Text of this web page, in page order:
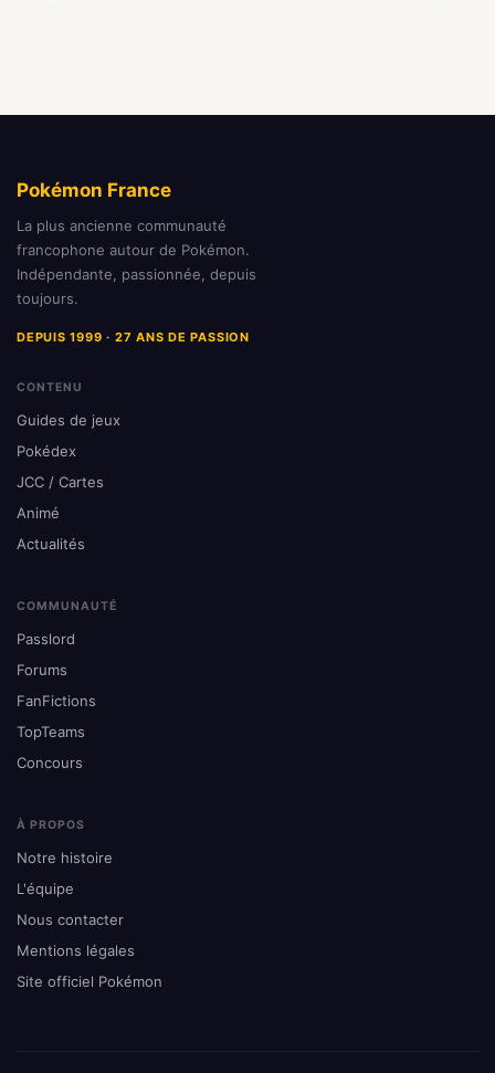
Pokémon France
La plus ancienne communauté
francophone autour de Pokémon.
Indépendante, passionnée, depuis
toujours.
DEPUIS 1999 · 27 ANS DE PASSION
CONTENU
Guides de jeux
Pokédex
JCC / Cartes
Animé
Actualités
COMMUNAUTÉ
Passlord
Forums
FanFictions
TopTeams
Concours
À PROPOS
Notre histoire
L'équipe
Nous contacter
Mentions légales
Site officiel Pokémon